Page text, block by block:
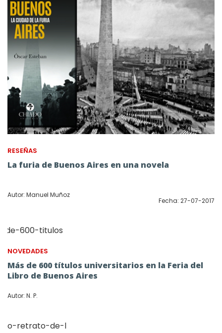
RESEÑAS
La furia de Buenos Aires en una novela
Autor: Manuel Muñoz
Fecha: 27-07-2017
NOVEDADES
Más de 600 títulos universitarios en la Feria del
Libro de Buenos Aires
Autor: N. P.